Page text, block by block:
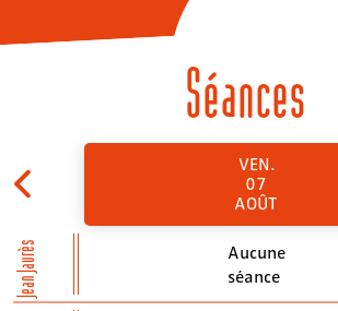
Séances
Jean Jaurès
VEN.
07
AOÛT
Aucune
séance